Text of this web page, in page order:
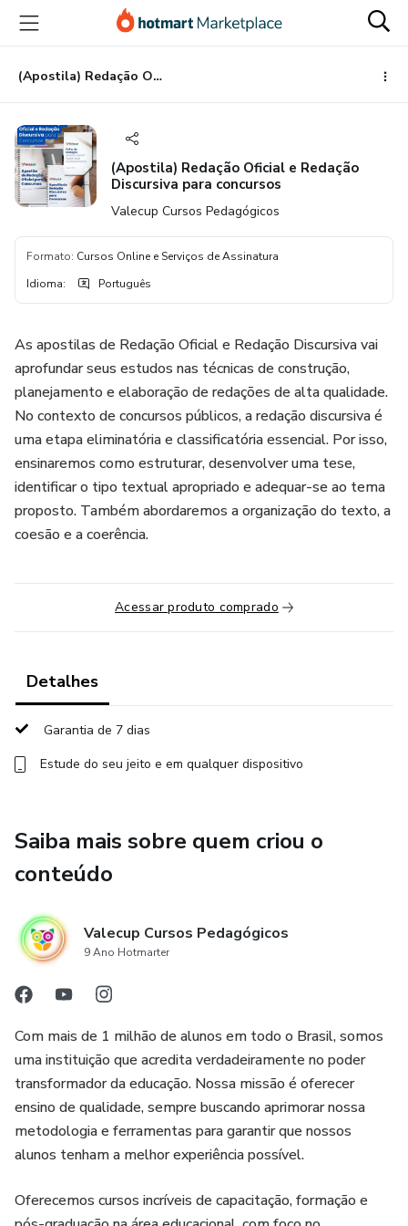
para
conteúdo
principal
para
pagamento
para
rodapé
(Apostila) Redação Oficial e Redação Discursiva para concursos
(Apostila) Redação Oficial e Redação
Discursiva para concursos
Valecup Cursos Pedagógicos
Formato: Cursos Online e Serviços de Assinatura
Idioma: Português
As apostilas de Redação Oficial e Redação Discursiva vai
aprofundar seus estudos nas técnicas de construção,
planejamento e elaboração de redações de alta qualidade.
No contexto de concursos públicos, a redação discursiva é
uma etapa eliminatória e classificatória essencial. Por isso,
ensinaremos como estruturar, desenvolver uma tese,
identificar o tipo textual apropriado e adequar-se ao tema
proposto. Também abordaremos a organização do texto, a
coesão e a coerência.
Acessar produto comprado
Detalhes
Garantia de 7 dias
Estude do seu jeito e em qualquer dispositivo
Saiba mais sobre quem criou o
conteúdo
Valecup Cursos Pedagógicos
9 Ano Hotmarter
Com mais de 1 milhão de alunos em todo o Brasil, somos
uma instituição que acredita verdadeiramente no poder
transformador da educação. Nossa missão é oferecer
ensino de qualidade, sempre buscando aprimorar nossa
metodologia e ferramentas para garantir que nossos
alunos tenham a melhor experiência possível.
Oferecemos cursos incríveis de capacitação, formação e